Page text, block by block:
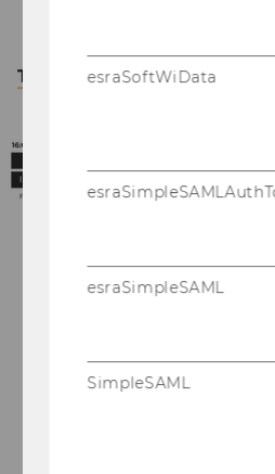
esraSoftWiData
esraSimpleSAML
SimpleSAML